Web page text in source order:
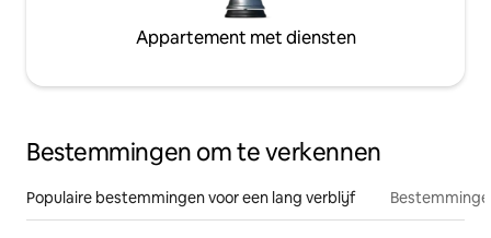
Appartement met diensten
Bestemmingen om te verkennen
Populaire bestemmingen voor een lang verblijf